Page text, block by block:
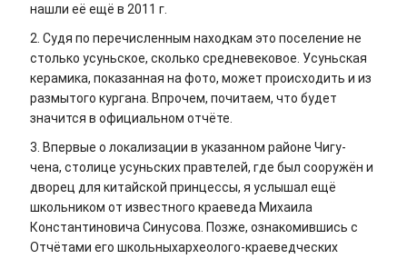
нашли её ещё в 2011 г.
2. Судя по перечисленным находкам это поселение не
столько усуньское, сколько средневековое. Усуньская
керамика, показанная на фото, может происходить и из
размытого кургана. Впрочем, почитаем, что будет
значится в официальном отчёте.
3. Впервые о локализации в указанном районе Чигу-
чена, столице усуньских правтелей, где был сооружён и
дворец для китайской принцессы, я услышал ещё
школьником от известного краеведа Михаила
Константиновича Синусова. Позже, ознакомившись с
Отчётами его школьныхархеолого-краеведческих